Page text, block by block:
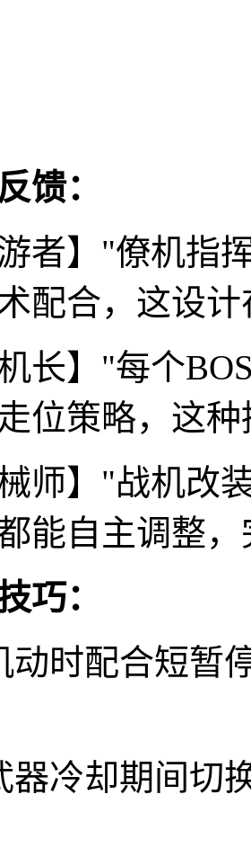
馈：
游者】"僚机指
配合，这设
机长】"每个
位策略，这
械师】"战机改
能自主调整
巧：
动时配合短暂
器冷却期间切